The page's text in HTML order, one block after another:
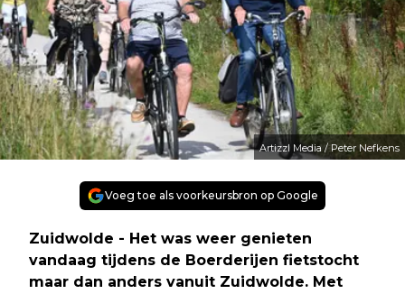
Artizzl Media / Peter Nefkens
Voeg toe als voorkeursbron op Google
Zuidwolde - Het was weer genieten
vandaag tijdens de Boerderijen fietstocht
maar dan anders vanuit Zuidwolde. Met